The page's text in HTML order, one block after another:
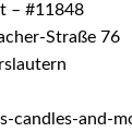
– #11848
Straße 76
candles-and-